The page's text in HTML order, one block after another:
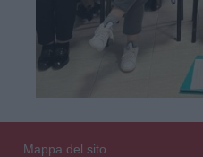
Mappa del sito